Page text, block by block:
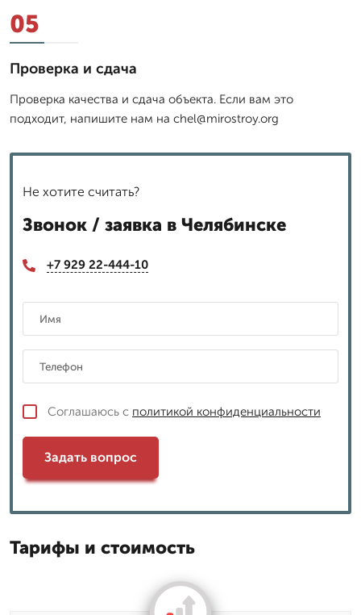
05
Проверка и сдача
Проверка качества и сдача объекта. Если вам это
подходит, напишите нам на chel@mirostroy.org
Не хотите считать?
Звонок / заявка в Челябинске
+7 929 22-444-10
Соглашаюсь с политикой конфиденциальности
Задать вопрос
Тарифы и стоимость